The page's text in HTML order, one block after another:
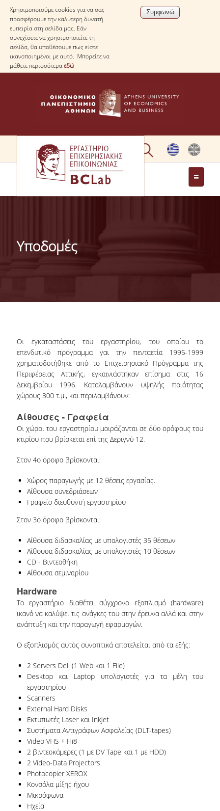
Χρησιμοποιούμε cookies για να σας
προσφέρουμε την καλύτερη δυνατή
εμπειρία στη σελίδα μας. Εάν
συνεχίσετε να χρησιμοποιείτε τη
σελίδα, θα υποθέσουμε πως είστε
ικανοποιημένοι με αυτό. Μπορείτε να
μάθετε περισσότεραεδώ
ΤΟ ΕΡΓΑΣΤΗΡΙΟ
ΑΠΟΣΤΟΛΗ
ΑΝΘΡΩΠΙΝΟ ΔΥΝΑΜΙΚΟ
ΜΕΛΗ Ε.Δ.Ι.Π.
ΥΠΟΨΗΦΙΟΙ ΔΙΔΑΚΤΟΡΕΣ
ΔΡΑΣΤΗΡΙΟΤΗΤΕΣ
ΕΡΕΥΝΗΤΙΚΕΣ ΔΡΑΣΤΗΡΙΟΤΗΤΕΣ
ΑΚΑΔΗΜΑΪΚΕΣ ΕΡΕΥΝΕΣ
ΔΗΜΟΣΙΕΥΣΕΙΣ ΣΕ ΕΠΙΣΤΗΜΟΝΙΚΑ
ΠΕΡΙΟΔΙΚΑ
ΔΗΜΟΣΙΕΥΣΕΙΣ ΣΕ ΕΠΙΣΤΗΜΟΝΙΚΑ ΣΥΝΕΔΡΙΑ
ΔΗΜΟΣΙΕΥΣΕΙΣ ΣΕ ΜΜΕ
ΕΡΕΥΝΗΤΙΚΑ ΠΡΟΓΡΑΜΜΑΤΑ
ΕΚΠΑΙΔΕΥΤΙΚΕΣ ΥΠΗΡΕΣΙΕΣ
ΥΠΟΣΤΗΡΙΞΗ ΜΑΘΗΜΑΤΩΝ
ΣΥΜΒΟΥΛΕΥΤΙΚΕΣ ΥΠΗΡΕΣΙΕΣ
ΝΕΑ
Υποδομές
Οι εγκαταστάσεις του εργαστηρίου, του οποίου το
επενδυτικό πρόγραμμα γαι την πενταετία 1995-1999
χρηματοδοτήθηκε από το Επιχειρησιακό Πρόγραμμα της
Περιφέρειας Αττικής, εγκαινιάστηκαν επίσημα στις 16
Δεκεμβρίου 1996. Καταλαμβάνουν υψηλής ποιότητας
χώρους 300 τ.μ., και περιλαμβάνουν:
Αίθουσες - Γραφεία
Οι χώροι του εργαστηρίου μοιράζονται σε δύο ορόφους του
κτιρίου που βρίσκεται επί της Δεριγνύ 12.
Στον 4ο όροφο βρίσκονται:
Χώρος παραγωγής με 12 θέσεις εργασίας.
Αίθουσα συνεδριάσεων
Γραφείο διευθυντή εργαστηρίου
Στον 3ο όροφο βρίσκονται:
Αίθουσα διδασκαλίας με υπολογιστές 35 θέσεων
Αίθουσα διδασκαλίας με υπολογιστές 10 θέσεων
CD - Βιντεοθήκη
Αίθουσα σεμιναρίου
Hardware
Το εργαστήριο διαθέτει σύγχρονο εξοπλισμό (hardware)
ικανό να καλύψει τις ανάγκες του στην έρευνα αλλά και στην
ανάπτυξη και την παραγωγή εφαρμογών.
Ο εξοπλισμός αυτός συνοπτικά αποτελείται από τα εξής:
2 Servers Dell (1 Web και 1 File)
Desktop και Laptop υπολογιστές για τα μέλη του
εργαστηρίου
Scanners
External Hard Disks
Εκτυπωτές Laser και InkJet
Συστήματα Αντιγράφων Ασφαλείας (DLT-tapes)
Video VHS + Hi8
2 βιντεοκάμερες (1 με DV Tape και 1 με HDD)
2 Video-Data Projectors
Photocopier XEROX
Κονσόλα μίξης ήχου
Μικρόφωνα
Ηχεία